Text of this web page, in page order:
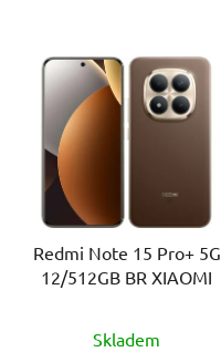
Redmi Note 15 Pro+ 5G
12/512GB BR XIAOMI
Skladem